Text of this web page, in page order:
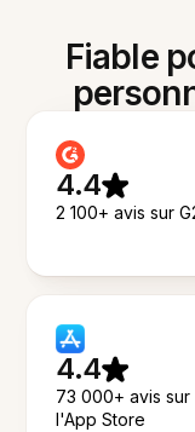
Fiable
4.4
2 100+ avis sur
4.4
73 000+ avis sur
l'App Store